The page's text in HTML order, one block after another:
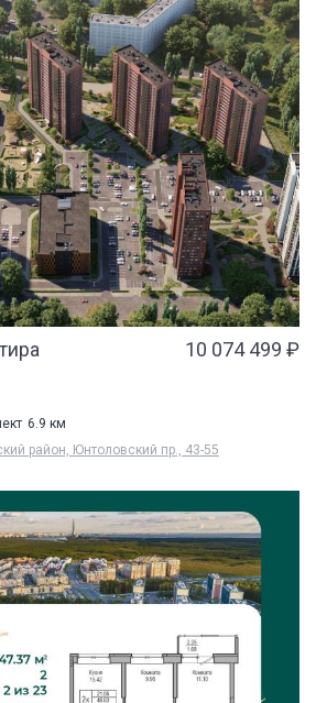
10 074 499 ₽
6.9 км
район, Юнтоловский пр., 43-55